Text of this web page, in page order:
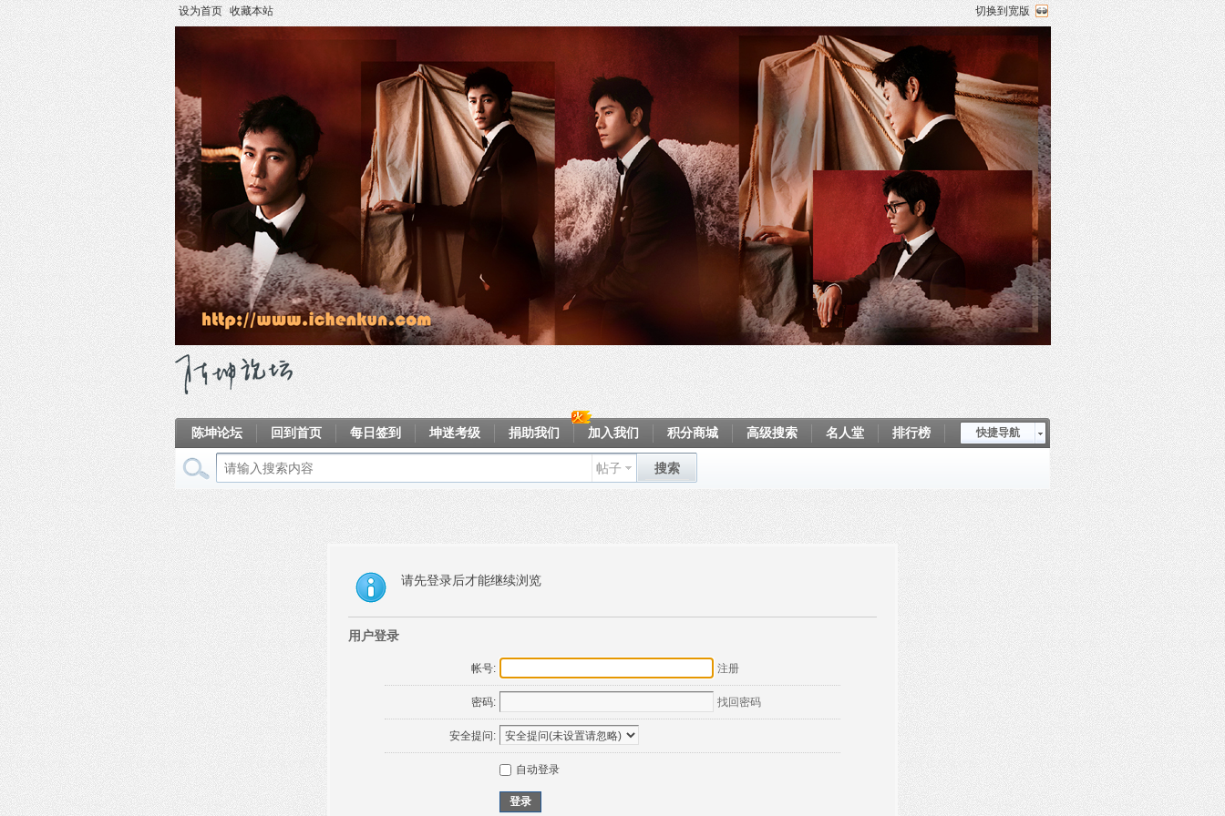
设为首页 收藏本站 切换到宽版
快捷导航
陈坤论坛 回到首页 每日签到 坤迷考级 捐助我们 加入我们 积分商城 高级搜索 名人堂
排行榜
帖子 搜索
请先登录后才能继续浏览
用户登录
帐号: 注册
密码: 找回密码
安全提问:
自动登录
登录